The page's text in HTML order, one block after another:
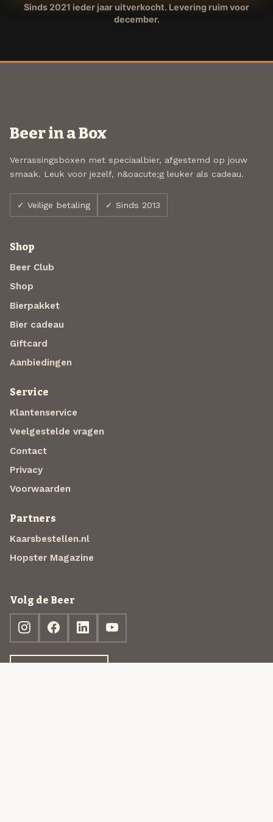
Sinds 2021 ieder jaar uitverkocht. Levering ruim voor
december.
Beer in a Box
Verrassingsboxen met speciaalbier, afgestemd op jouw
smaak. Leuk voor jezelf, n&oacute;g leuker als cadeau.
✓ Veilige betaling ✓ Sinds 2013
Shop
Beer Club
Shop
Bierpakket
Bier cadeau
Giftcard
Aanbiedingen
Service
Klantenservice
Veelgestelde vragen
Contact
Privacy
Voorwaarden
Partners
Kaarsbestellen.nl
Hopster Magazine
Volg de Beer